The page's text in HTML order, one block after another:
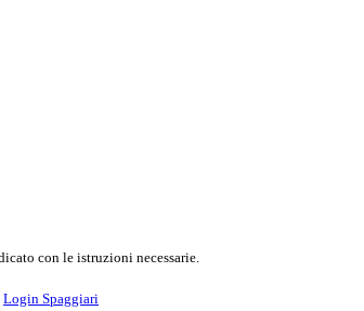
con le istruzioni necessarie.
Login Spaggiari